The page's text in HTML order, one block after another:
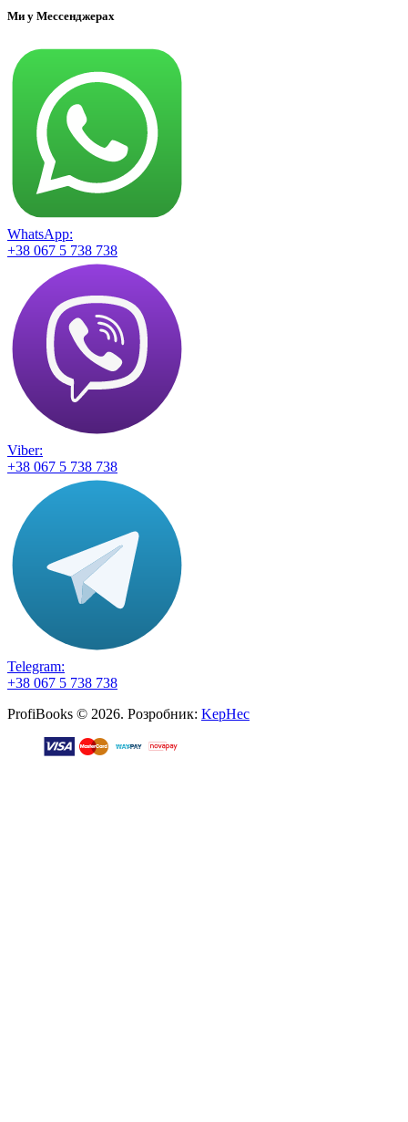
Ми у Мессенджерах
WhatsApp:
+38 067 5 738 738
Viber:
+38 067 5 738 738
Telegram:
+38 067 5 738 738
ProfiBooks © 2026. Розробник: KepHec